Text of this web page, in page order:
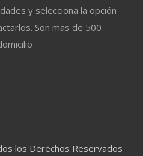
y selecciona la opción
Son mas de 500
los Derechos Reservados